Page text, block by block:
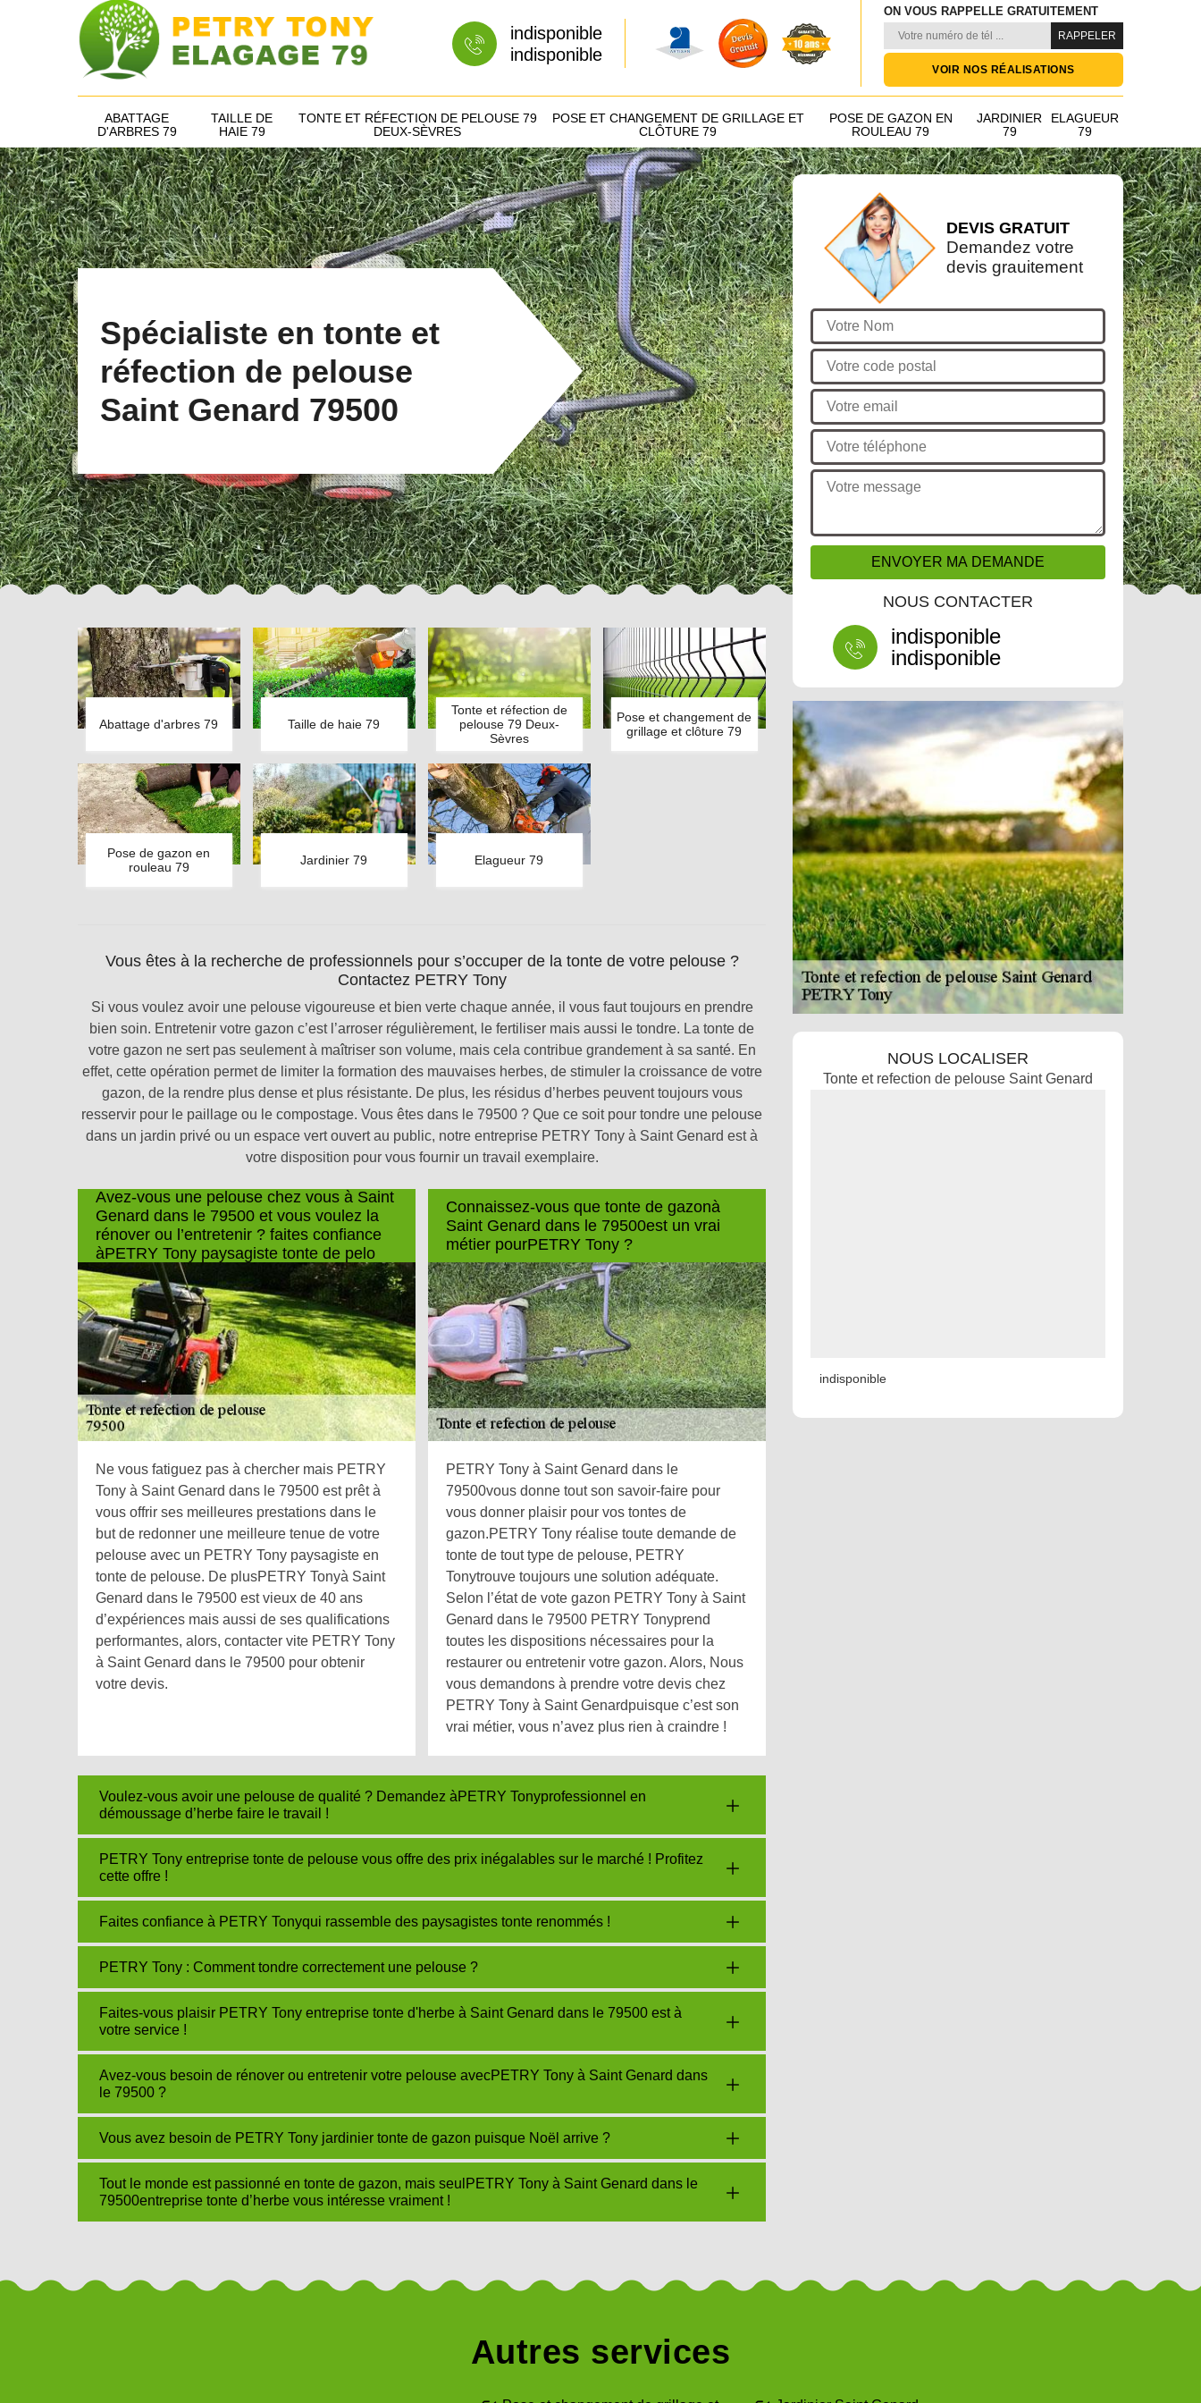
indisponible
indisponible
ON VOUS RAPPELLE GRATUITEMENT
VOIR NOS RÉALISATIONS
ABATTAGE
D'ARBRES 79
TAILLE DE
HAIE 79
TONTE ET RÉFECTION DE PELOUSE 79
DEUX-SÈVRES
POSE ET CHANGEMENT DE GRILLAGE ET
CLÔTURE 79
POSE DE GAZON EN
ROULEAU 79
JARDINIER
79
ELAGUEUR
79
Spécialiste en tonte et
réfection de pelouse
Saint Genard 79500
Abattage d'arbres 79 Taille de haie 79
Tonte et réfection de
pelouse 79 Deux-
Sèvres
Pose et changement de
grillage et clôture 79
Pose de gazon en
rouleau 79
Jardinier 79 Elagueur 79
Vous êtes à la recherche de professionnels pour s’occuper de la tonte de votre pelouse ?
Contactez PETRY Tony
Si vous voulez avoir une pelouse vigoureuse et bien verte chaque année, il vous faut toujours en prendre
bien soin. Entretenir votre gazon c’est l’arroser régulièrement, le fertiliser mais aussi le tondre. La tonte de
votre gazon ne sert pas seulement à maîtriser son volume, mais cela contribue grandement à sa santé. En
effet, cette opération permet de limiter la formation des mauvaises herbes, de stimuler la croissance de votre
gazon, de la rendre plus dense et plus résistante. De plus, les résidus d’herbes peuvent toujours vous
resservir pour le paillage ou le compostage. Vous êtes dans le 79500 ? Que ce soit pour tondre une pelouse
dans un jardin privé ou un espace vert ouvert au public, notre entreprise PETRY Tony à Saint Genard est à
votre disposition pour vous fournir un travail exemplaire.
Avez-vous une pelouse chez vous à Saint
Genard dans le 79500 et vous voulez la
rénover ou l’entretenir ? faites confiance
àPETRY Tony paysagiste tonte de pelo
Ne vous fatiguez pas à chercher mais PETRY
Tony à Saint Genard dans le 79500 est prêt à
vous offrir ses meilleures prestations dans le
but de redonner une meilleure tenue de votre
pelouse avec un PETRY Tony paysagiste en
tonte de pelouse. De plusPETRY Tonyà Saint
Genard dans le 79500 est vieux de 40 ans
d’expériences mais aussi de ses qualifications
performantes, alors, contacter vite PETRY Tony
à Saint Genard dans le 79500 pour obtenir
votre devis.
Connaissez-vous que tonte de gazonà
Saint Genard dans le 79500est un vrai
métier pourPETRY Tony ?
PETRY Tony à Saint Genard dans le
79500vous donne tout son savoir-faire pour
vous donner plaisir pour vos tontes de
gazon.PETRY Tony réalise toute demande de
tonte de tout type de pelouse, PETRY
Tonytrouve toujours une solution adéquate.
Selon l’état de vote gazon PETRY Tony à Saint
Genard dans le 79500 PETRY Tonyprend
toutes les dispositions nécessaires pour la
restaurer ou entretenir votre gazon. Alors, Nous
vous demandons à prendre votre devis chez
PETRY Tony à Saint Genardpuisque c’est son
vrai métier, vous n’avez plus rien à craindre !
Voulez-vous avoir une pelouse de qualité ? Demandez àPETRY Tonyprofessionnel en
démoussage d’herbe faire le travail !
PETRY Tony entreprise tonte de pelouse vous offre des prix inégalables sur le marché ! Profitez
cette offre !
Faites confiance à PETRY Tonyqui rassemble des paysagistes tonte renommés !
PETRY Tony : Comment tondre correctement une pelouse ?
Faites-vous plaisir PETRY Tony entreprise tonte d'herbe à Saint Genard dans le 79500 est à
votre service !
Avez-vous besoin de rénover ou entretenir votre pelouse avecPETRY Tony à Saint Genard dans
le 79500 ?
Vous avez besoin de PETRY Tony jardinier tonte de gazon puisque Noël arrive ?
Tout le monde est passionné en tonte de gazon, mais seulPETRY Tony à Saint Genard dans le
79500entreprise tonte d’herbe vous intéresse vraiment !
DEVIS GRATUIT
Demandez votre
devis grauitement
NOUS CONTACTER
indisponible
indisponible
NOUS LOCALISER
Tonte et refection de pelouse Saint Genard
indisponible
Autres services